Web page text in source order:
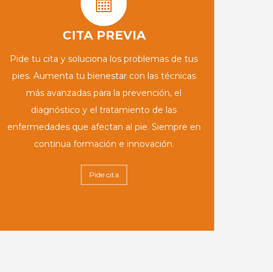
CITA PREVIA
Pide tu cita y soluciona los problemas de tus
pies. Aumenta tu bienestar con las técnicas
más avanzadas para la prevención, el
diagnóstico y el tratamiento de las
enfermedades que afectan al pie. Siempre en
continua formación e innovación.
Pide cita